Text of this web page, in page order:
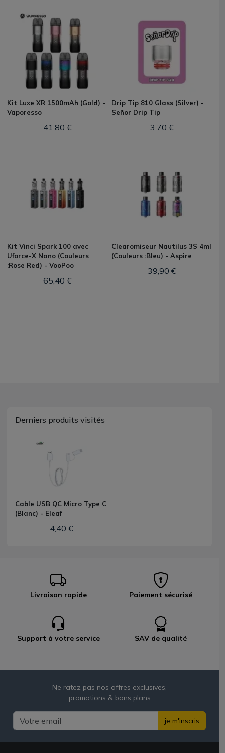
Kit Luxe XR 1500mAh (Gold) -
Vaporesso
41,80 €
Drip Tip 810 Glass (Silver) -
Señor Drip Tip
3,70 €
Kit Vinci Spark 100 avec
Uforce-X Nano (Couleurs
:Rose Red) - VooPoo
65,40 €
Clearomiseur Nautilus 3S 4ml
(Couleurs :Bleu) - Aspire
39,90 €
Derniers produits visités
Cable USB QC Micro Type C
(Blanc) - Eleaf
4,40 €
Livraison rapide Paiement sécurisé
Support à votre service SAV de qualité
Ne ratez pas nos offres exclusives,
promotions & bons plans
je m'inscris